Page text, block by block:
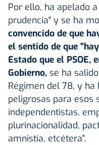
Por ello, ha apelado
prudencia" y se ha
convencido de que
el sentido de que
Estado que el PSOE,
Gobierno, se ha
Régimen del 78, y ha
peligrosas para esos
independentistas,
plurinacionalidad,
amnistía, etcétera".